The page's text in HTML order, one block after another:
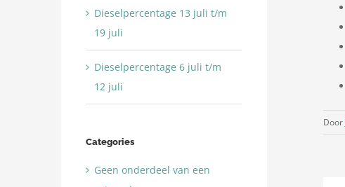
Door
Dieselpercentage 13 juli t/m
19 juli
Dieselpercentage 6 juli t/m
12 juli
Categories
Geen onderdeel van een